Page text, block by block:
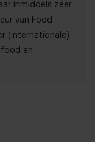
inmiddels zeer
van Food
(internationale)
en